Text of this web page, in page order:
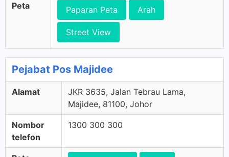
Peta Paparan Peta Arah
Street View
Pejabat Pos Majidee
Alamat
JKR 3635, Jalan Tebrau Lama,
Majidee, 81100, Johor
Nombor
telefon
1300 300 300